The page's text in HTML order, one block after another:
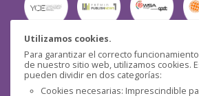
Utilizamos cookies.
Para garantizar el correcto
de nuestro sitio web, utilizamos cookies.
pueden dividir en dos categorías:
Cookies necesarias: Imprescindible
Seguridad